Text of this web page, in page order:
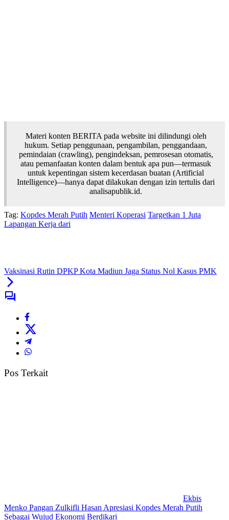
Materi konten BERITA pada website ini dilindungi oleh
hukum. Setiap penggunaan, pengambilan, penggandaan,
pemindaian (crawling), pengindeksan, pemrosesan otomatis,
atau pemanfaatan konten dalam bentuk apa pun—termasuk
untuk kepentingan sistem kecerdasan buatan (Artificial
Intelligence)—hanya dapat dilakukan dengan izin tertulis dari
analisapublik.id.
Tag: Kopdes Merah Putih Menteri Koperasi Targetkan 1 Juta
Lapangan Kerja dari
Vaksinasi Rutin DPKP Kota Madiun Jaga Status Nol Kasus PMK
Pos Terkait
Ekbis
Menko Pangan Zulkifli Hasan Apresiasi Kopdes Merah Putih
Sebagai Wujud Ekonomi Berdikari